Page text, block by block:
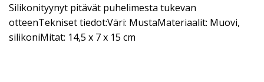
Silikonityynyt pitävät puhelimesta tukevan
otteenTekniset tiedot:Väri: MustaMateriaalit: Muovi,
silikoniMitat: 14,5 x 7 x 15 cm